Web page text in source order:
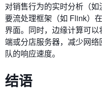
对销售行为的实时分析（
要流处理框架（如 Flink）
界面。同时，边缘计算可
端或分店服务器，减少网
队的响应速度。
结语